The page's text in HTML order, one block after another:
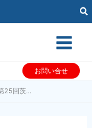
お問い合せ
【組合せ】第25回茨城県オープンゴルフ選手権大会アマチュア予選会【3/29(金),2024】ジュニアブロック